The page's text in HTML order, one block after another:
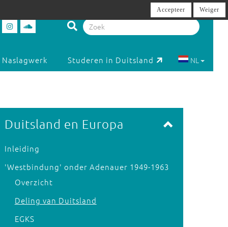
Naslagwerk Studeren in Duitsland NL
Duitsland en Europa
Inleiding
'Westbindung' onder Adenauer 1949-1963
Overzicht
Deling van Duitsland
EGKS
Accepteer Weiger